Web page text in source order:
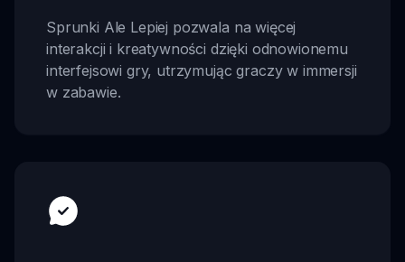
Sprunki Ale Lepiej pozwala na więcej
interakcji i kreatywności dzięki odnowionemu
interfejsowi gry, utrzymując graczy w immersji
w zabawie.